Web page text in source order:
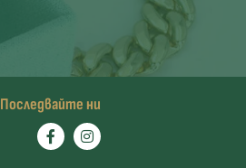
Последвайте ни